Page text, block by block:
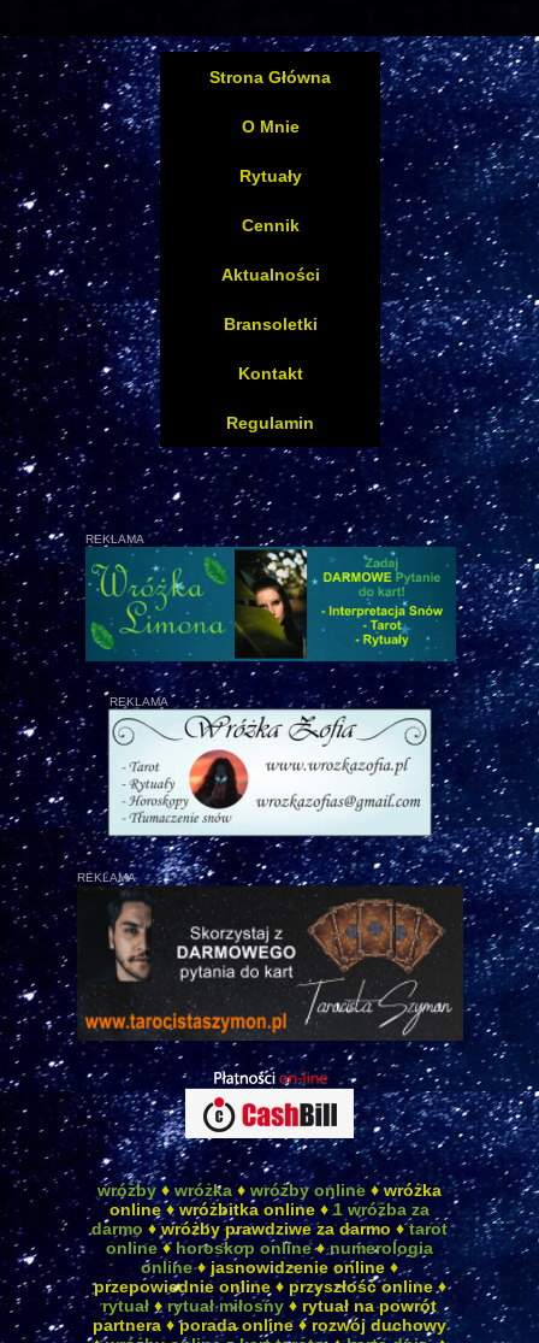
Strona Główna
O Mnie
Rytuały
Cennik
Aktualności
Bransoletki
Kontakt
Regulamin
REKLAMA
REKLAMA
REKLAMA
wróżby ♦ wróżka ♦ wróżby online ♦ wróżka
online ♦ wróżbitka online ♦ 1 wróżba za
darmo ♦ wróżby prawdziwe za darmo ♦tarot
online♦horoskop online♦numerologia
online♦ jasnowidzenie online ♦
przepowiednie online ♦ przyszłość online ♦
rytuał ♦rytuał miłosny ♦ rytuał na powrót
partnera ♦ porada online ♦ rozwój duchowy